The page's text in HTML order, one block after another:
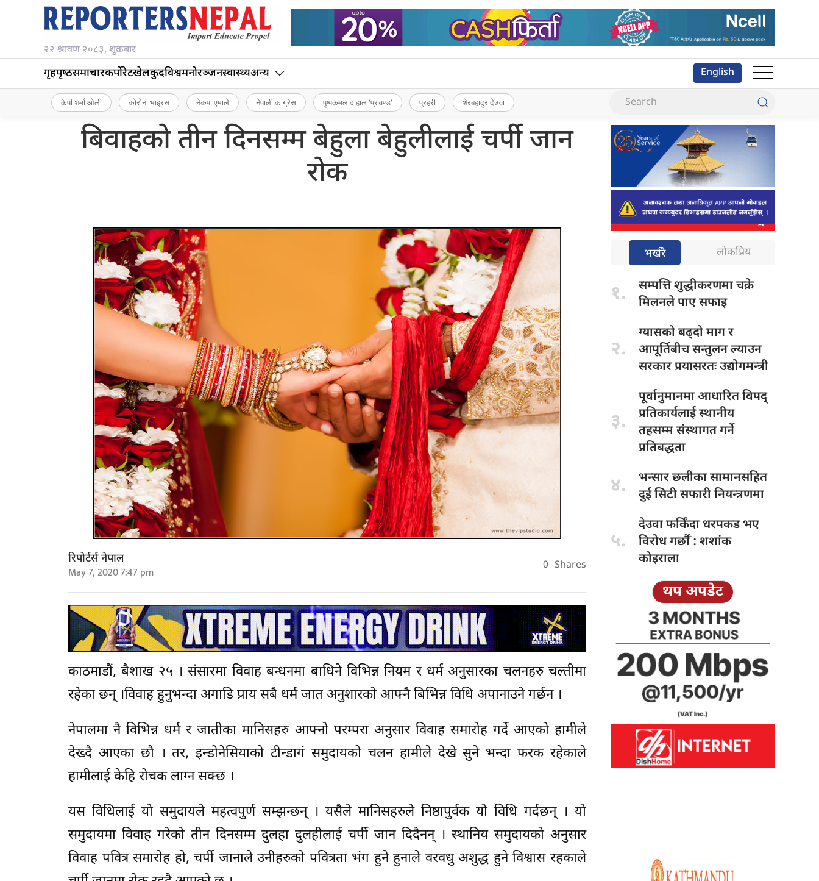
२२ श्रावण २०८३, शुक्रबार
गृहपृष्‍ठसमाचारकर्पोरेटखेलकुदविश्वमनोरञ्जनस्वास्थ्यअन्य English
केपी शर्मा ओली कोरोना भाइरस नेकपा एमाले नेपाली कांग्रेस पुष्पकमल दाहाल ‘प्रचण्ड’ प्रहरी शेरबहादुर देउवा
बिवाहको तीन दिनसम्म बेहुला बेहुलीलाई चर्पी जान
रोक
रिपोर्टर्स नेपाल
May 7, 2020 7:47 pm 0 Shares
काठमाडौं, बैशाख २५ । संसारमा विवाह बन्धनमा बाधिने विभिन्न नियम र धर्म अनुसारका चलनहरु चल्तीमा
रहेका छन् ।विवाह हुनुभन्दा अगाडि प्राय सबै धर्म जात अनुशारको आफ्नै बिभिन्न विधि अपानाउने गर्छन ।
नेपालमा नै विभिन्न धर्म र जातीका मानिसहरु आफ्नो परम्परा अनुसार विवाह समारोह गर्दे आएको हामीले
देख्दै आएका छौ । तर, इन्डोनेसियाको टीन्डागं समुदायको चलन हामीले देखे सुने भन्दा फरक रहेकाले
हामीलाई केहि रोचक लाग्न सक्छ ।
यस विधिलाई यो समुदायले महत्वपुर्ण सम्झन्छन् । यसैले मानिसहरुले निष्ठापुर्वक यो विधि गर्दछन् । यो
समुदायमा विवाह गरेको तीन दिनसम्म दुलहा दुलहीलाई चर्पी जान दिदैनन् । स्थानिय समुदायको अनुसार
विवाह पवित्र समारोह हो, चर्पी जानाले उनीहरुको पवित्रता भंग हुने हुनाले वरवधु अशुद्ध हुने विश्वास रहकाले
भर्खरै लोकप्रिय
१. सम्पत्ति शुद्धीकरणमाचक्रे
मिलनले पाए सफाइ
२.
ग्यासको बढ्दोमाग र
आपूर्तिबीच सन्तुलन ल्याउन
सरकार प्रयासरतः उद्योगमन्त्री
३.
पूर्वानुमानमा आधारितविपद्
प्रतिकार्यलाई स्थानीय
तहसम्म संस्थागत गर्ने
प्रतिबद्धता
४. भन्सार छलीकासामानसहित
दुई सिटी सफारी नियन्त्रणमा
५.
देउवा फर्किँदा धरपकड भए
विरोध गर्छौँं : शशांक
कोइराला
थप अपडेट